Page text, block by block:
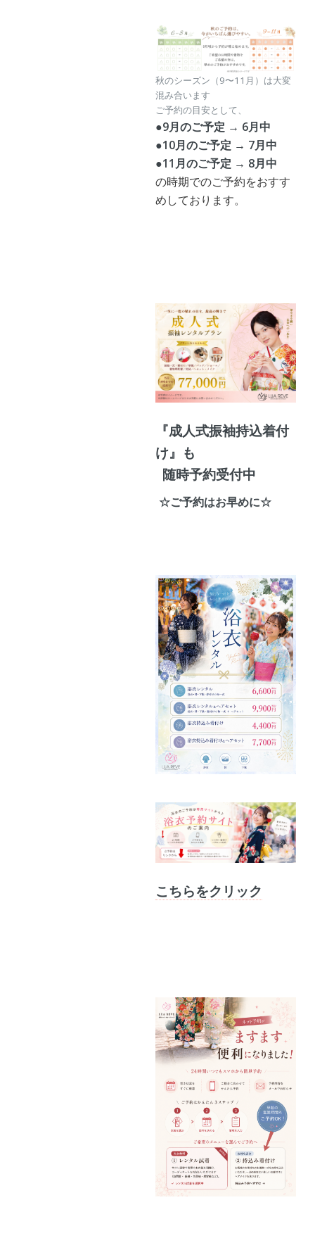
秋のシーズン（9〜11月）は大変
混み合います
ご予約の目安として、
●9月のご予定 → 6月中
●10月のご予定 → 7月中
●11月のご予定 → 8月中
の時期でのご予約をおすす
めしております。
『成人式振袖持込着付
け』も
随時予約受付中
☆ご予約はお早めに☆
こちらをクリック